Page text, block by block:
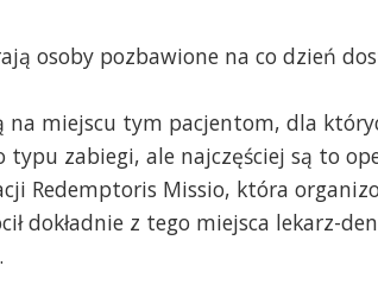
osoby pozbawione na co dzień
na miejscu tym pacjentom, dla
typu zabiegi, ale najczęściej są to
Redemptoris Missio, która
dokładnie z tego miejsca lekarz-